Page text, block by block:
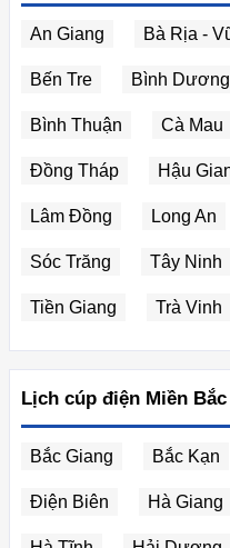
An Giang Bà Rịa -
Bến Tre Bình Dương
Bình Thuận Cà Mau
Đồng Tháp Hậu
Lâm Đồng Long An
Sóc Trăng Tây Ninh
Tiền Giang Trà Vinh
Lịch cúp điện Miền Bắc
Bắc Giang Bắc Kạn
Điện Biên Hà Giang